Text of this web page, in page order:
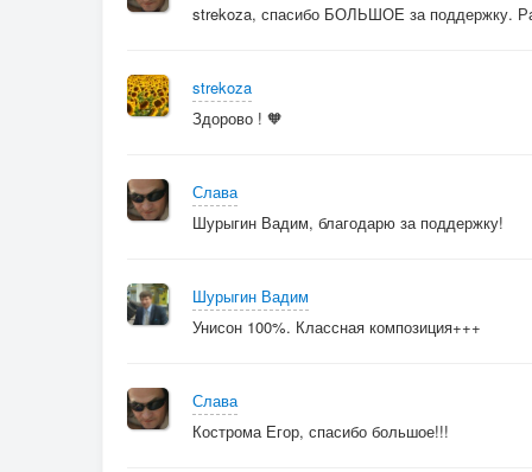
strekoza, спасибо БОЛЬШОЕ за поддержку.
strekoza
Здорово ! 🧡
Слава
Шурыгин Вадим, благодарю за поддержку!
Шурыгин Вадим
Унисон 100%. Классная композиция+++
Слава
Кострома Егор, спасибо большое!!!